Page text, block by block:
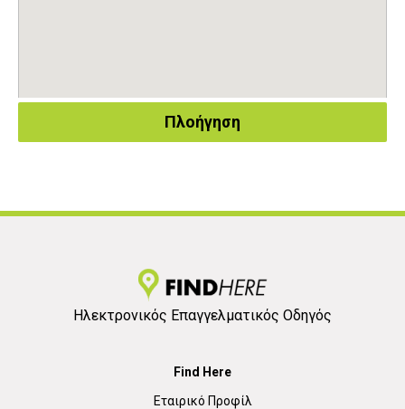
Πλοήγηση
Ηλεκτρονικός Επαγγελματικός Οδηγός
Find Here
Εταιρικό Προφίλ